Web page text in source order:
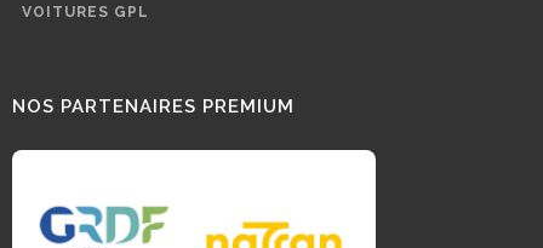
VOITURES GPL
NOS PARTENAIRES PREMIUM